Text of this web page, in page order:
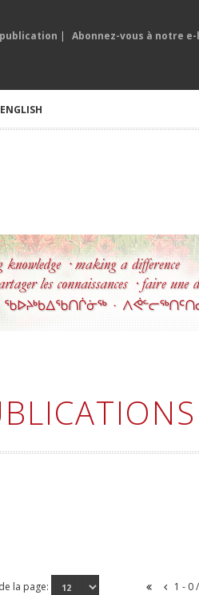
| Abonnez-vous à notre
ENGLISH
la page: 1 - 0